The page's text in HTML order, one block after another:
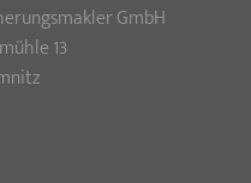
GmbH
13